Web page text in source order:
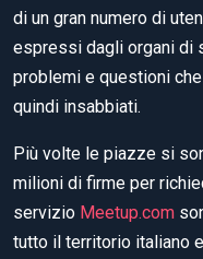
di un gran numero di
espressi dagli organi di
problemi e questioni
quindi insabbiati.
Più volte le piazze si
milioni di firme per
servizio Meetup.com
tutto il territorio italiano